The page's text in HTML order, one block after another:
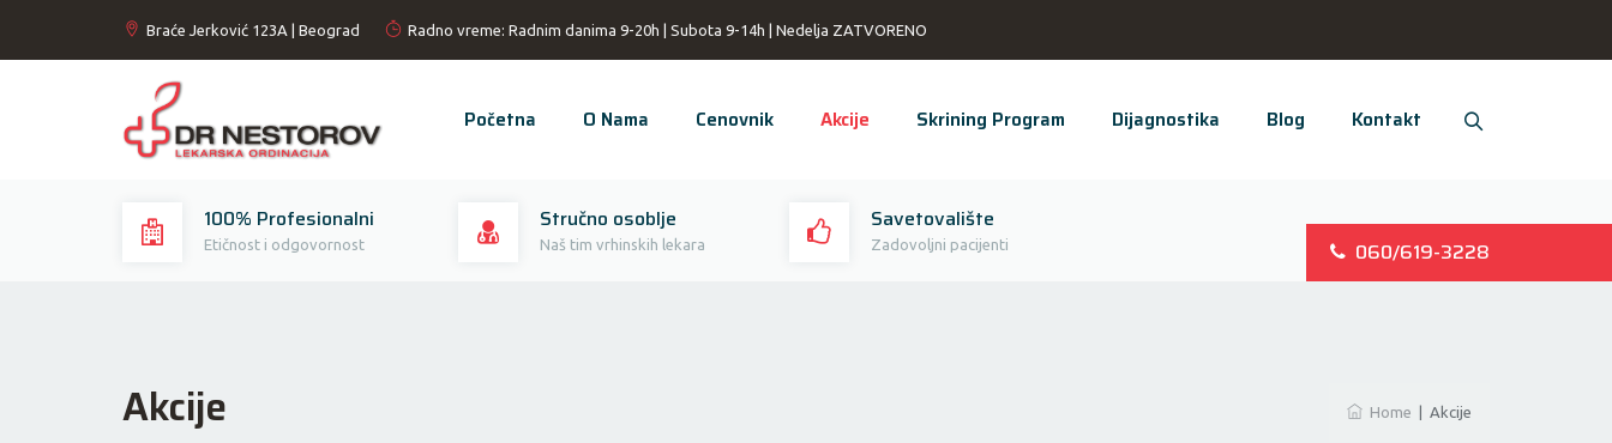
Braće Jerković 123A | Beograd Radno vreme: Radnim danima 9-20h | Subota 9-14h | Nedelja ZATVORENO
Početna O Nama Cenovnik Akcije Skrining Program Dijagnostika Blog Kontakt
100% Profesionalni
Etičnost i odgovornost
Stručno osoblje
Naš tim vrhinskih lekara
Savetovalište
Zadovoljni pacijenti 060/619-3228
Akcije Home Akcije